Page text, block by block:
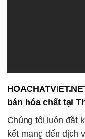
bán hóa chất tại
Chúng tôi luôn đặt
kết mang đến dịch